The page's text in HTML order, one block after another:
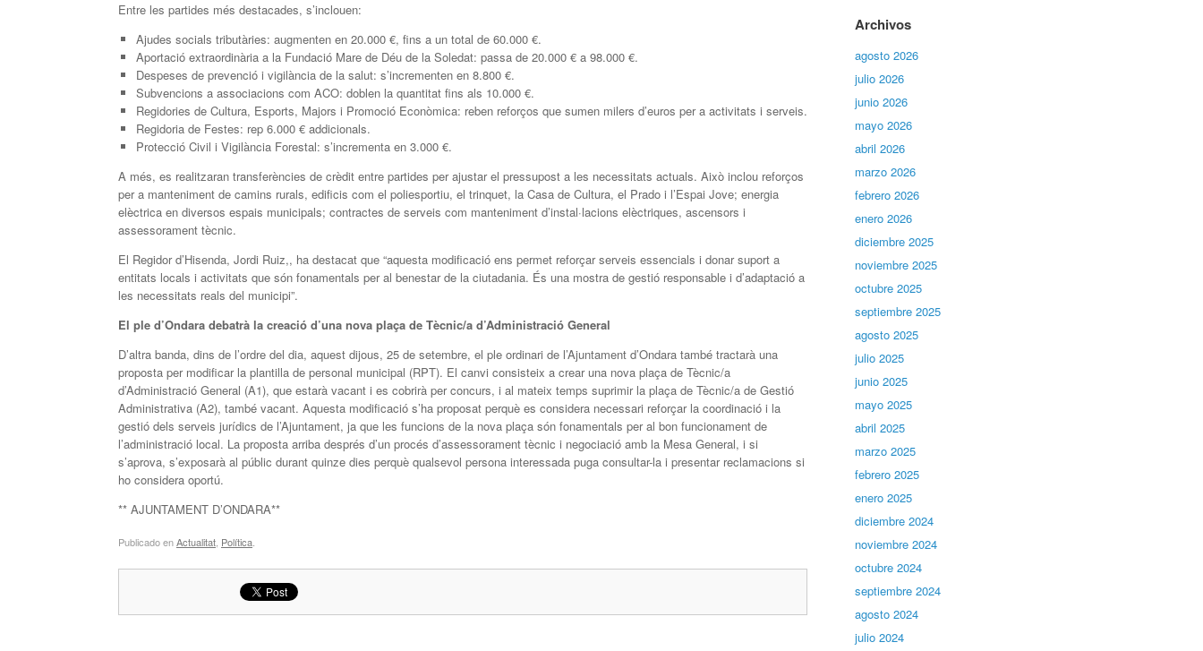
Entre les partides més destacades, s’inclouen:
Ajudes socials tributàries: augmenten en 20.000 €, fins a un total de 60.000 €.
Aportació extraordinària a la Fundació Mare de Déu de la Soledat: passa de 20.000 € a 98.000 €.
Despeses de prevenció i vigilància de la salut: s’incrementen en 8.800 €.
Subvencions a associacions com ACO: doblen la quantitat fins als 10.000 €.
Regidories de Cultura, Esports, Majors i Promoció Econòmica: reben reforços que sumen milers d’euros per a activitats i serveis.
Regidoria de Festes: rep 6.000 € addicionals.
Protecció Civil i Vigilància Forestal: s’incrementa en 3.000 €.
A més, es realitzaran transferències de crèdit entre partides per ajustar el pressupost a les necessitats actuals. Això inclou reforços
per a manteniment de camins rurals, edificis com el poliesportiu, el trinquet, la Casa de Cultura, el Prado i l’Espai Jove; energia
elèctrica en diversos espais municipals; contractes de serveis com manteniment d’instal·lacions elèctriques, ascensors i
assessorament tècnic.
El Regidor d’Hisenda, Jordi Ruiz,, ha destacat que “aquesta modificació ens permet reforçar serveis essencials i donar suport a
entitats locals i activitats que són fonamentals per al benestar de la ciutadania. És una mostra de gestió responsable i d’adaptació a
les necessitats reals del municipi”.
El ple d’Ondara debatrà la creació d’una nova plaça de Tècnic/a d’Administració General
D’altra banda, dins de l’ordre del dia, aquest dijous, 25 de setembre, el ple ordinari de l’Ajuntament d’Ondara també tractarà una
proposta per modificar la plantilla de personal municipal (RPT). El canvi consisteix a crear una nova plaça de Tècnic/a
d’Administració General (A1), que estarà vacant i es cobrirà per concurs, i al mateix temps suprimir la plaça de Tècnic/a de Gestió
Administrativa (A2), també vacant. Aquesta modificació s’ha proposat perquè es considera necessari reforçar la coordinació i la
gestió dels serveis jurídics de l’Ajuntament, ja que les funcions de la nova plaça són fonamentals per al bon funcionament de
l’administració local. La proposta arriba després d’un procés d’assessorament tècnic i negociació amb la Mesa General, i si
s’aprova, s’exposarà al públic durant quinze dies perquè qualsevol persona interessada puga consultar-la i presentar reclamacions si
ho considera oportú.
** AJUNTAMENT D’ONDARA**
Publicado enActualitat Política
Archivos
agosto 2026
julio 2026
junio 2026
mayo 2026
abril 2026
marzo 2026
febrero 2026
enero 2026
diciembre 2025
noviembre 2025
octubre 2025
septiembre 2025
agosto 2025
julio 2025
junio 2025
mayo 2025
abril 2025
marzo 2025
febrero 2025
enero 2025
diciembre 2024
noviembre 2024
octubre 2024
septiembre 2024
agosto 2024
julio 2024